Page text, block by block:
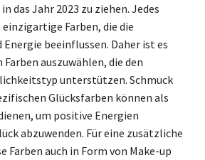
das Jahr 2023 zu ziehen. Jedes
Farben, die die
Energie beeinflussen. Daher ist es
auszuwählen, die den
unterstützen. Schmuck
Glücksfarben können als
um positive Energien
abzuwenden. Für eine zusätzliche
Farben auch in Form von Make-up